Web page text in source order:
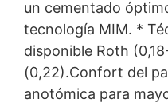
un cementado
tecnología MIM. *
disponible Roth
(0,22).Confort del
anotómica para